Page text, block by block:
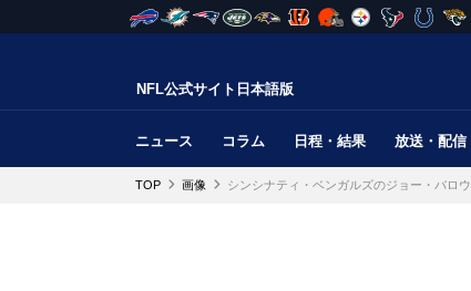
NFL公式サイト日本語版
ニュース コラム 日程・結果 放送・配信
TOP 画像 シンシナティ・ベンガルズのジョー・バロウ